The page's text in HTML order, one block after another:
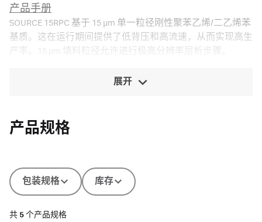
产品手册
SOURCE 15RPC 基于 15 μm 单一粒径刚性聚苯乙烯/二乙烯苯
基质。这在运行期间提供了低背压和高流速，从而实现高生
产率。15 μm 填料粒径允许进行极高分辨率层析步骤。
展开
产品规格
包装规格 库存
共 5 个产品规格